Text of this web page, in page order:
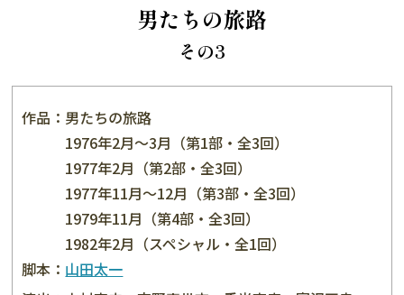
男たちの旅路
その3
作品： 男たちの旅路
1976年2月〜3月（第1部・全3回）
1977年2月（第2部・全3回）
1977年11月〜12月（第3部・全3回）
1979年11月（第4部・全3回）
1982年2月（スペシャル・全1回）
脚本： 山田太一